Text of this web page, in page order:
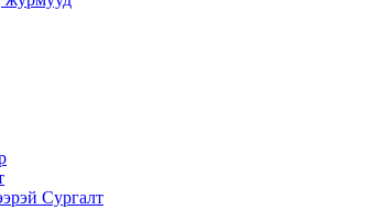
Сургалт